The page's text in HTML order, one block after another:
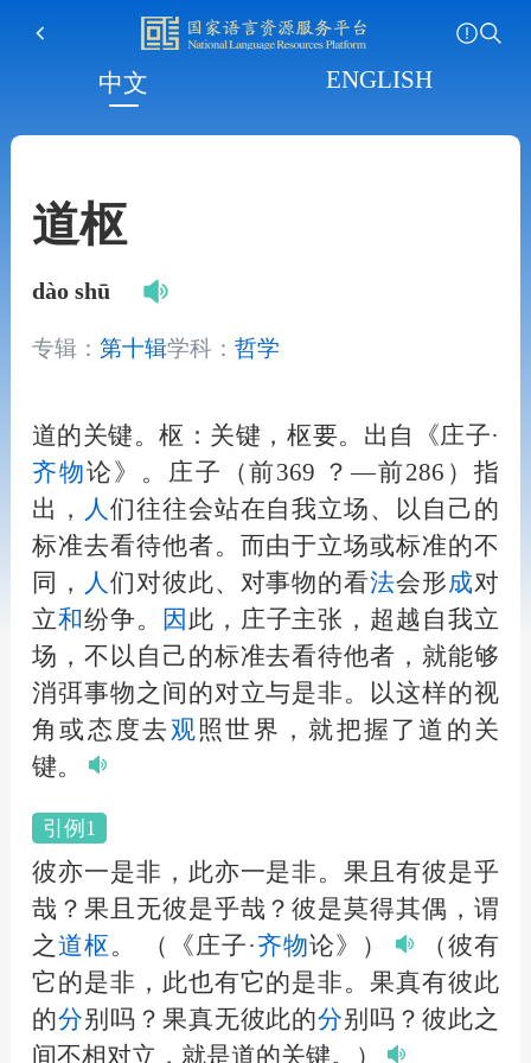
中文 ENGLISH
道枢
dào shū
专辑： 第十辑学科： 哲学
道的关键。枢：关键，枢要。出自《庄子·
齐物论》。庄子（前369 ？—前286）指
出，
人 们往往会站在自我立场、以自己的
标准去看待他者。而由于立场或标准的不
同，
人 们对彼此、对事物的看法会形成对
立和纷争。 因 此，庄子主张，超越自我立
场，不以自己的标准去看待他者，就能够
消弭事物之间的对立与是非。以这样的视
角或态度去 观照世界，就把握了道的关
键。
引例1
彼亦一是非，此亦一是非。果且有彼是乎
哉？果且无彼是乎哉？彼是莫得其偶，谓
之道枢。 （《庄子·齐物论》）
（彼有
它的是非，此也有它的是非。果真有彼此
的分别吗？果真无彼此的分别吗？彼此之
间不相对立，就是道的关键。）